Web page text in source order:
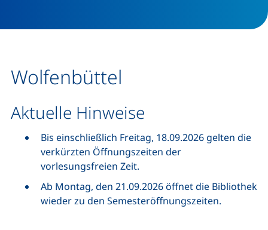
Wolfenbüttel
Aktuelle Hinweise
Bis einschließlich Freitag, 18.09.2026 gelten die
verkürzten Öffnungszeiten der
vorlesungsfreien Zeit.
Ab Montag, den 21.09.2026 öffnet die Bibliothek
wieder zu den Semesteröffnungszeiten.